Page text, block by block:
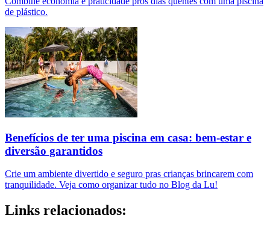
de plástico.
Benefícios de ter uma piscina em casa: bem-estar e
diversão garantidos
Crie um ambiente divertido e seguro pras crianças brincarem com
tranquilidade. Veja como organizar tudo no Blog da Lu!
Links relacionados: